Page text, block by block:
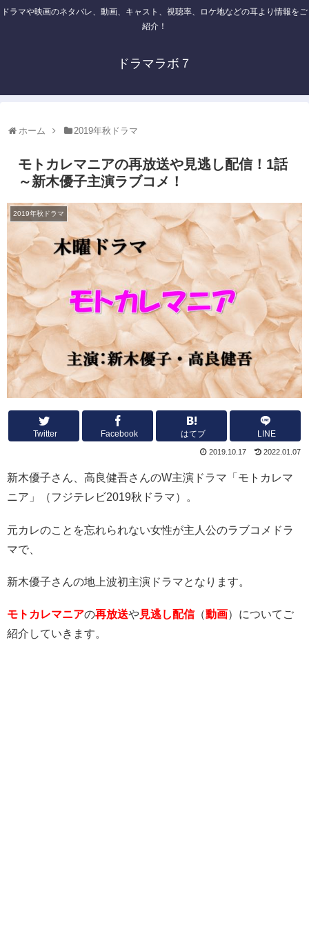
ドラマや映画のネタバレ、動画、キャスト、視聴率、ロケ地などの耳より情報をご
紹介！
ドラマラボ７
ホーム 2019年秋ドラマ
モトカレマニアの再放送や見逃し配信！1話
～新木優子主演ラブコメ！
2019年秋ドラマ
Twitter Facebook はてブ LINE
2019.10.17 2022.01.07
新木優子さん、高良健吾さんのW主演ドラマ「モトカレマ
ニア」（フジテレビ2019秋ドラマ）。
元カレのことを忘れられない女性が主人公のラブコメドラ
マで、
新木優子さんの地上波初主演ドラマとなります。
モトカレマニアの再放送や見逃し配信（動画）についてご
紹介していきます。